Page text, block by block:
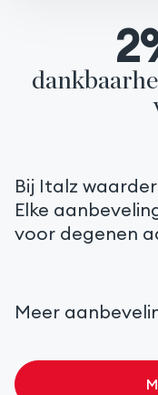
2
Bij Italz
Elke
voor degenen
Meer